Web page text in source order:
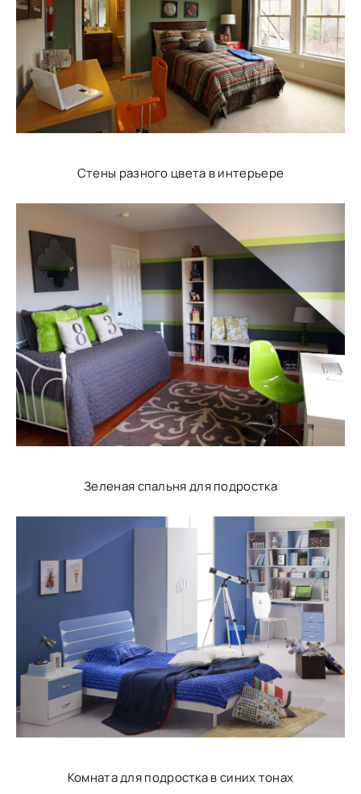
Стены разного цвета в интерьере
Зеленая спальня для подростка
Комната для подростка в синих тонах